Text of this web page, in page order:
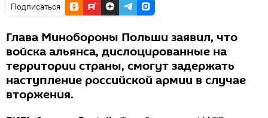
Подписаться
Глава Минобороны Польши заявил, что
войска альянса, дислоцированные на
территории страны, смогут задержать
наступление российской армии в случае
вторжения.